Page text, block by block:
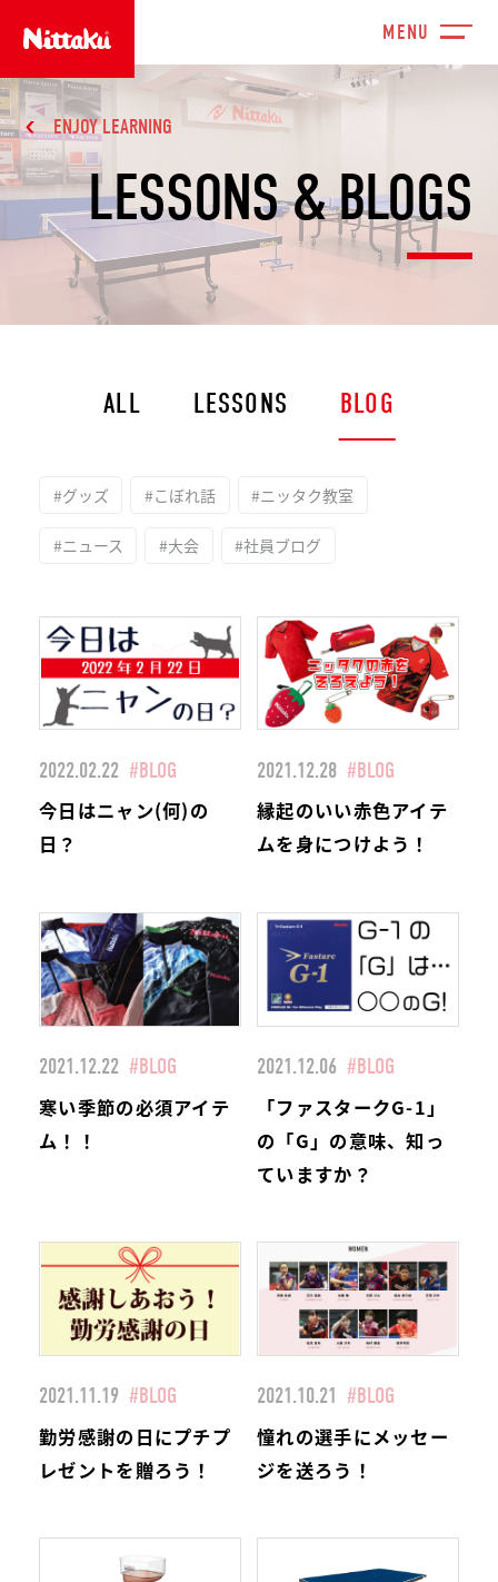
LESSONS & BLOGS
ENJOY LEARNING
ALL LESSONS BLOG
#グッズ #こぼれ話 #ニッタク教室
#ニュース #大会 #社員ブログ
2022.02.22 #BLOG
今日はニャン(何)の
日？
2021.12.28 #BLOG
縁起のいい赤色アイテ
ムを身につけよう！
2021.12.22 #BLOG
寒い季節の必須アイテ
ム！！
2021.12.06 #BLOG
「ファスタークG-1」
の「G」の意味、知っ
ていますか？
2021.11.19 #BLOG
勤労感謝の日にプチプ
レゼントを贈ろう！
2021.10.21 #BLOG
憧れの選手にメッセー
ジを送ろう！